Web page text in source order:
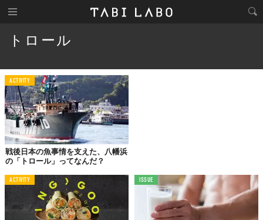
トロール
ACTIVITY
戦後日本の魚事情を支えた、八幡浜
の「トロール」ってなんだ？
ACTIVITY ISSUE